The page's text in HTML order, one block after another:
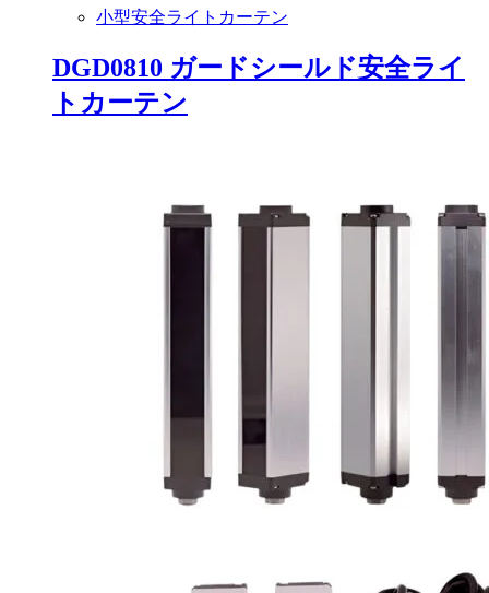
小型安全ライトカーテン
DGD0810 ガードシールド安全ライ
トカーテン